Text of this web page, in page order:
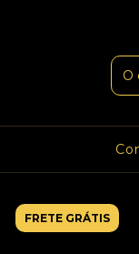
FRETE GRÁTIS